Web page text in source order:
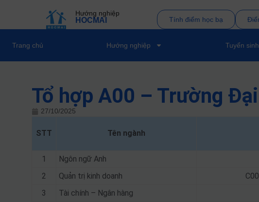
Hướng nghiệp
HOCMAI Tính điểm học bạ
Trang chủ Hướng nghiệp Tuyển
Tổ hợp A00 – Trường
27/10/2025
STT Tên ngành
1
Ngôn ngữ Anh
2
Quản trị kinh doanh
3
Tài chính – Ngân hàng